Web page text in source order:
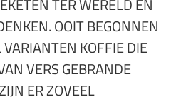
TER WERELD EN
OOIT BEGONNEN
KOFFIE DIE
VERS GEBRANDE
ER ZOVEEL